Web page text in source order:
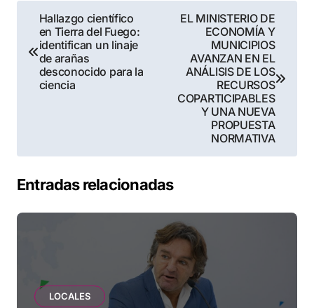
Navegación
de
entradas
Hallazgo científico
en Tierra del Fuego:
identifican un linaje
de arañas
desconocido para la
ciencia
EL MINISTERIO DE
ECONOMÍA Y
MUNICIPIOS
AVANZAN EN EL
ANÁLISIS DE LOS
RECURSOS
COPARTICIPABLES
Y UNA NUEVA
PROPUESTA
NORMATIVA
Entradas relacionadas
LOCALES